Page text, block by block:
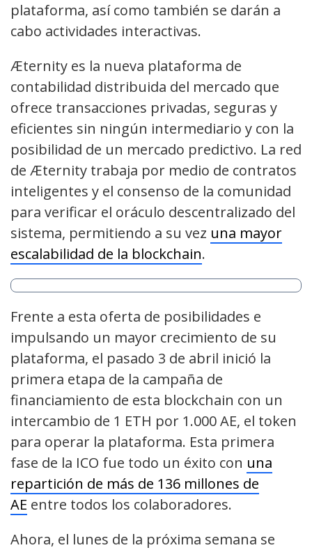
plataforma, así como también se darán a
cabo actividades interactivas.
Æternity es la nueva plataforma de
contabilidad distribuida del mercado que
ofrece transacciones privadas, seguras y
eficientes sin ningún intermediario y con la
posibilidad de un mercado predictivo. La red
de Æternity trabaja por medio de contratos
inteligentes y el consenso de la comunidad
para verificar el oráculo descentralizado del
sistema, permitiendo a su vez una mayor
escalabilidad de la blockchain.
Frente a esta oferta de posibilidades e
impulsando un mayor crecimiento de su
plataforma, el pasado 3 de abril inició la
primera etapa de la campaña de
financiamiento de esta blockchain con un
intercambio de 1 ETH por 1.000 AE, el token
para operar la plataforma. Esta primera
fase de la ICO fue todo un éxito con una
repartición de más de 136 millones de
AE entre todos los colaboradores.
Ahora, el lunes de la próxima semana se